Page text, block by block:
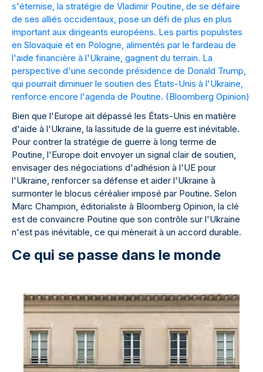
s'éternise, la stratégie de Vladimir Poutine, de se défaire
de ses alliés occidentaux, pose un défi de plus en plus
important aux dirigeants européens. Les partis populistes
en Slovaquie et en Pologne, alimentés par le fardeau de
l'aide financière à l'Ukraine, gagnent du terrain. La
perspective d'une seconde présidence de Donald Trump,
qui pourrait diminuer le soutien des États-Unis à l'Ukraine,
renforce encore l'agenda de Poutine. (Bloomberg Opinion)
Bien que l'Europe ait dépassé les États-Unis en matière
d'aide à l'Ukraine, la lassitude de la guerre est inévitable.
Pour contrer la stratégie de guerre à long terme de
Poutine, l'Europe doit envoyer un signal clair de soutien,
envisager des négociations d'adhésion à l'UE pour
l'Ukraine, renforcer sa défense et aider l'Ukraine à
surmonter le blocus céréalier imposé par Poutine. Selon
Marc Champion, éditorialiste à Bloomberg Opinion, la clé
est de convaincre Poutine que son contrôle sur l'Ukraine
n'est pas inévitable, ce qui mènerait à un accord durable.
Ce qui se passe dans le monde